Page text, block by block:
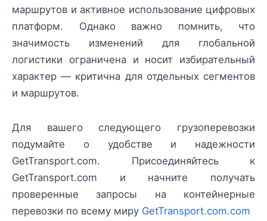
маршрутов и активное использование цифровых
платформ. Однако важно помнить, что
значимость изменений для глобальной
логистики ограничена и носит избирательный
характер — критична для отдельных сегментов
и маршрутов.
Для вашего следующего грузоперевозки
подумайте о удобстве и надежности
GetTransport.com. Присоединяйтесь к
GetTransport.com и начните получать
проверенные запросы на контейнерные
перевозки по всему миру GetTransport.com.com